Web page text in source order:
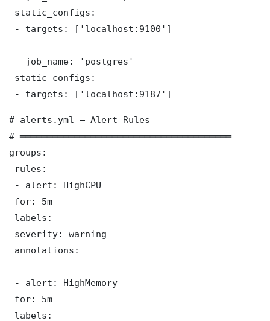
static_configs:
- targets: ['localhost:9100']
- job_name: 'postgres'
static_configs:
- targets: ['localhost:9187']
# alerts.yml — Alert Rules
# ═══════════════════════════════════════
groups:
rules:
- alert: HighCPU
for: 5m
labels:
severity: warning
annotations:
- alert: HighMemory
for: 5m
labels: